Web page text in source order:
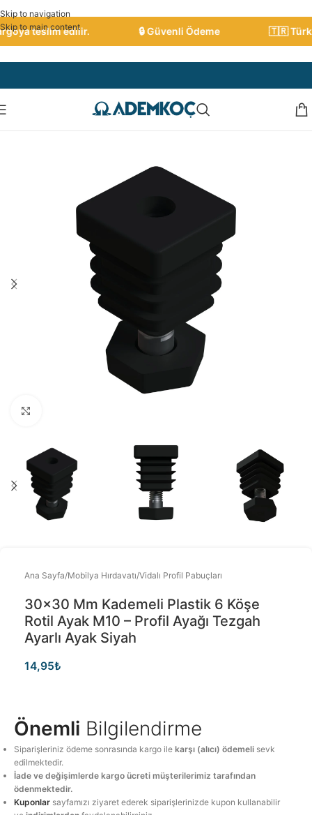
Skip to navigation
Skip to main content
teslim edilir. 🔒 Güvenli Ödeme 🇹🇷
Ana Sayfa/Mobilya Hırdavatı/Vidalı Profil Pabuçları
30×30 Mm Kademeli Plastik 6 Köşe
Rotil Ayak M10 – Profil Ayağı Tezgah
Ayarlı Ayak Siyah
14,95₺
Önemli Bilgilendirme
Siparişleriniz ödeme sonrasında kargo ilekarşı (alıcı) ödemeli sevk
edilmektedir.
İade ve değişimlerde kargo ücreti müşterilerimiz tarafından
ödenmektedir.
Kuponlar sayfamızı ziyaret ederek siparişlerinizde kupon kullanabilir